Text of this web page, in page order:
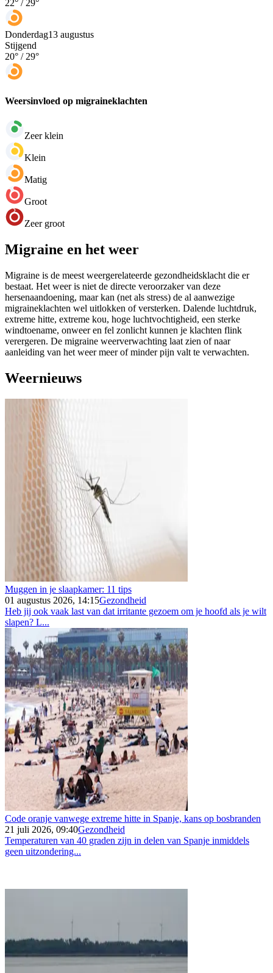
22° / 29°
Donderdag13 augustus
Stijgend
20° / 29°
Weersinvloed op migraineklachten
Zeer klein
Klein
Matig
Groot
Zeer groot
Migraine en het weer
Migraine is de meest weergerelateerde gezondheidsklacht die er
bestaat. Het weer is niet de directe veroorzaker van deze
hersenaandoening, maar kan (net als stress) de al aanwezige
migraineklachten wel uitlokken of versterken. Dalende luchtdruk,
extreme hitte, extreme kou, hoge luchtvochtigheid, een sterke
windtoename, onweer en fel zonlicht kunnen je klachten flink
verergeren. De migraine weerverwachting laat zien of naar
aanleiding van het weer meer of minder pijn valt te verwachten.
Weernieuws
Muggen in je slaapkamer: 11 tips
01 augustus 2026, 14:15Gezondheid
Heb jij ook vaak last van dat irritante gezoem om je hoofd als je wilt
slapen? L...
Code oranje vanwege extreme hitte in Spanje, kans op bosbranden
21 juli 2026, 09:40Gezondheid
Temperaturen van 40 graden zijn in delen van Spanje inmiddels
geen uitzondering...